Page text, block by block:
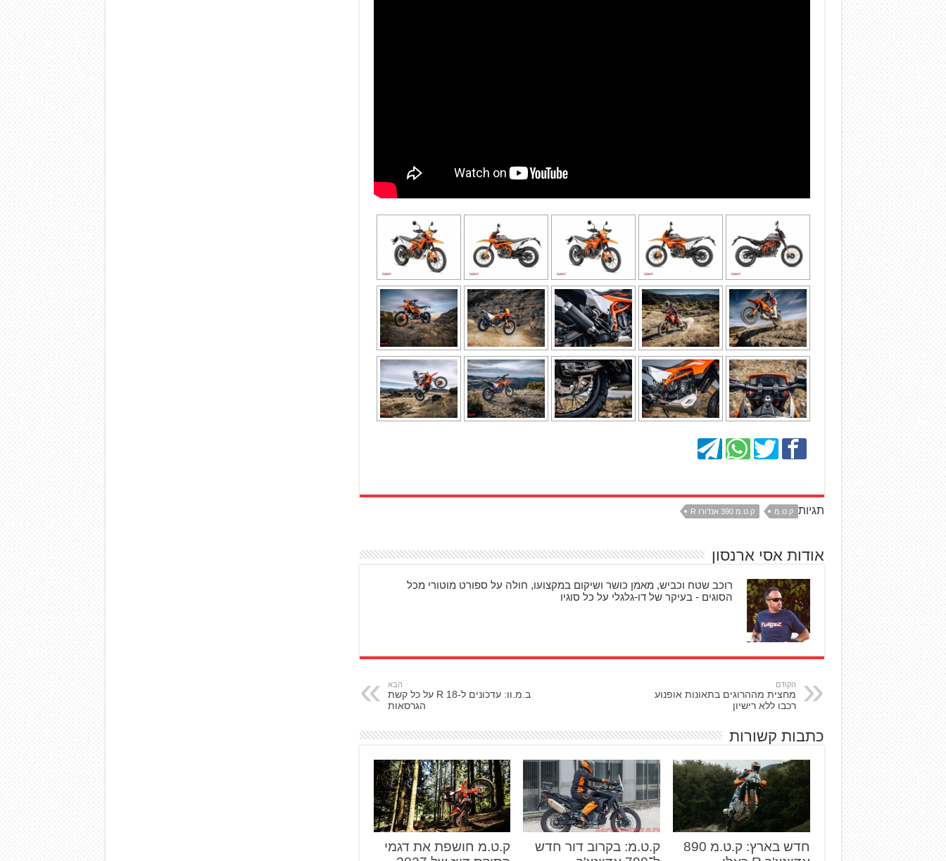
תגיות ק.ט.מ ק.ט.מ 390 אנדורו R
אודות אסי ארנסון
רוכב שטח וכביש, מאמן כושר ושיקום במקצועו, חולה על ספורט מוטורי מכל
הסוגים - בעיקר של דו-גלגלי על כל סוגיו
הקודם
מחצית מההרוגים בתאונות אופנוע
רכבו ללא רישיון
הבא
ב.מ.וו: עדכונים ל-R 18 על כל קשת
הגרסאות
כתבות קשורות
חדש בארץ: ק.ט.מ 890
ק.ט.מ: בקרוב דור חדש
ק.ט.מ חושפת את דגמי